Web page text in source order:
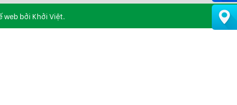
web bởi Khởi Việt.